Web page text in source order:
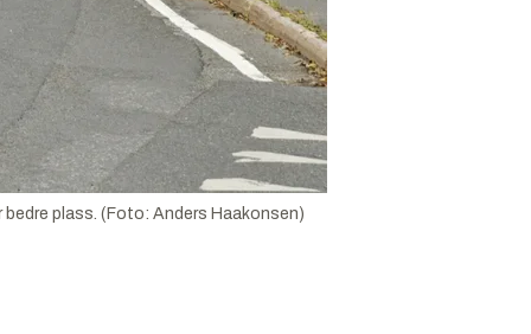
plass. (Foto: Anders Haakonsen)